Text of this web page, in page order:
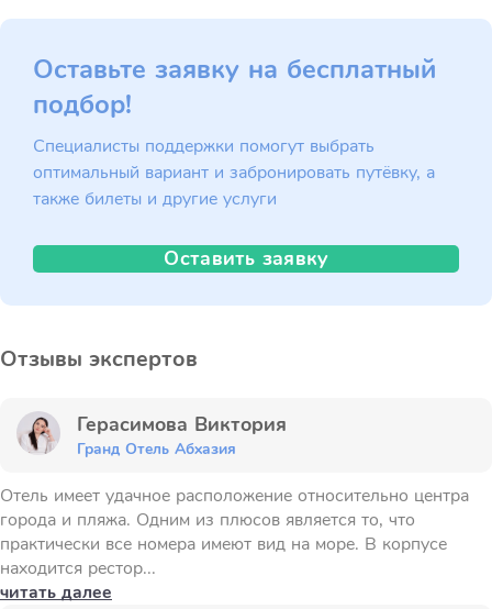
Оставьте заявку на бесплатный
подбор!
Специалисты поддержки помогут выбрать
оптимальный вариант и забронировать путёвку, а
также билеты и другие услуги
Оставить заявку
Отзывы экспертов
Герасимова Виктория
Гранд Отель Абхазия
Отель имеет удачное расположение относительно центра
города и пляжа. Одним из плюсов является то, что
практически все номера имеют вид на море. В корпусе
находится рестор...
читать далее